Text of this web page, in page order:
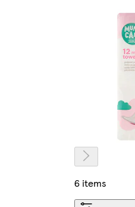
6 items